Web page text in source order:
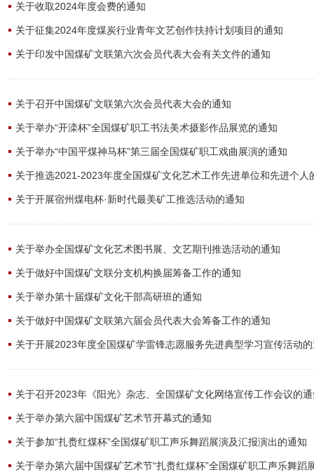
关于收取2024年度会费的通知
关于征集2024年度煤炭行业青年文艺创作扶持计划项目的通知
关于印发中国煤矿文联第六次会员代表大会有关文件的通知
关于召开中国煤矿文联第六次会员代表大会的通知
关于举办“开滦杯”全国煤矿职工书法美术摄影作品展览的通知
关于举办“中国平煤神马杯”第三届全国煤矿职工戏曲展演的通知
关于推选2021-2023年度全国煤矿文化艺术工作先进单位和先进个人
关于开展宿州煤电杯·新时代最美矿工推选活动的通知
关于举办全国煤矿文化艺术图书展、文艺期刊推选活动的通知
关于做好中国煤矿文联分支机构换届筹备工作的通知
关于举办第十届煤矿文化干部高研班的通知
关于做好中国煤矿文联第六届会员代表大会筹备工作的通知
关于开展2023年度全国煤矿学雷锋志愿服务先进典型学习宣传活动
关于召开2023年《阳光》杂志、全国煤矿文化网络宣传工作会议的
关于举办第六届中国煤矿艺术节开幕式的通知
关于参加“扎赉红煤杯”全国煤矿职工声乐舞蹈展演及汇报演出的通知
关于举办第六届中国煤矿艺术节“扎赉红煤杯”全国煤矿职工声乐舞蹈